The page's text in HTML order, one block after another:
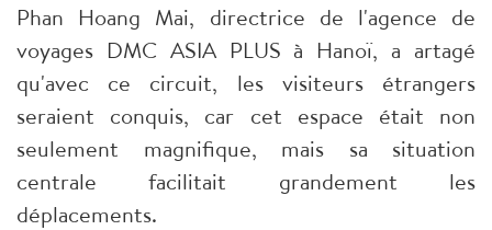
Phan Hoang Mai, directrice de l'agence de
voyages DMC ASIA PLUS à Hanoï, a artagé
qu'avec ce circuit, les visiteurs étrangers
seraient conquis, car cet espace était non
seulement magnifique, mais sa situation
centrale facilitait grandement les
déplacements.